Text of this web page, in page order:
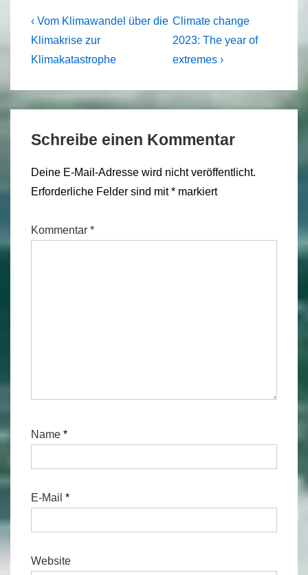
Beitragsnavigation
Previous
Post
is
‹ Vom Klimawandel über die
Klimakrise zur
Klimakatastrophe
Next
Post
is
Climate change
2023: The year of
extremes ›
Schreibe einen Kommentar
Deine E-Mail-Adresse wird nicht veröffentlicht.
Erforderliche Felder sind mit* markiert
Kommentar *
Name *
E-Mail *
Website